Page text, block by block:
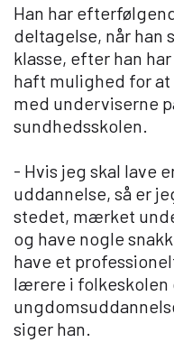
Han har
deltagelse, når han
klasse, efter han
haft mulighed for
med underviserne
sundhedsskolen.
- Hvis jeg skal lave
uddannelse, så er
stedet, mærket
og have nogle
have et
lærere i folkeskolen
siger han.